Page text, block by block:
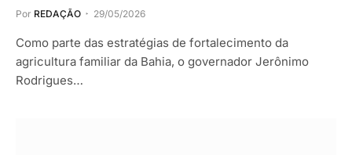
Por REDAÇÃO 29/05/2026
Como parte das estratégias de fortalecimento da
agricultura familiar da Bahia, o governador Jerônimo
Rodrigues…